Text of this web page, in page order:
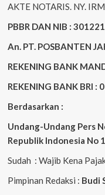
AKTE NOTARIS. NY.
PBBR DAN NIB :
An. PT. POSBANTEN
REKENING BANK
REKENING BANK BRI
Berdasarkan :
Undang-Undang Pers
Republik Indonesia No
Sudah : Wajib Kena
Pimpinan Redaksi : Budi